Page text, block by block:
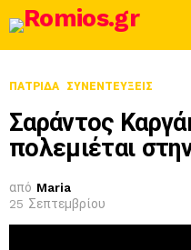
ΠΑΤΡΊΔΑ ΣΥΝΕΝΤΕΎΞΕΙΣ
Σαράντος
πολεμιέται
από Maria
25 Σεπτεμβρίου